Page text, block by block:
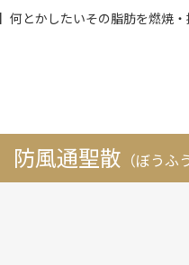
何とかしたいその脂肪を燃焼
防風通聖散 （ぼうふ